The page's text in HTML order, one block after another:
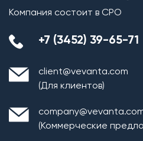
Компания состоит в СРО
+7 (3452) 39-65-71
client@vevanta.com
(Для клиентов)
(Коммерческие